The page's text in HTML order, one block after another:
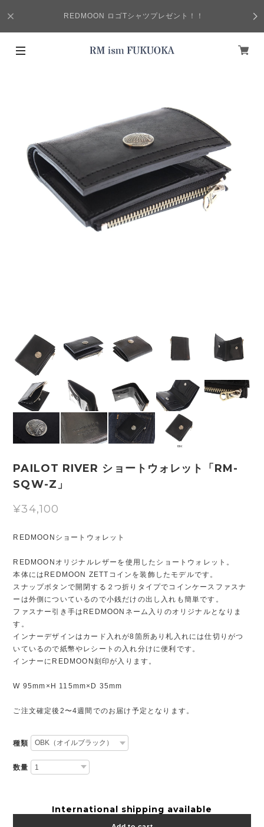
REDMOON ロゴTシャツプレゼント！！
PAILOT RIVER ショートウォレット「RM-
SQW-Z」
¥34,100
REDMOONショートウォレット
REDMOONオリジナルレザーを使用したショートウォレット。
本体にはREDMOON ZETTコインを装飾したモデルです。
スナップボタンで開閉する２つ折りタイプでコインケースファスナ
ーは外側についているので小銭だけの出し入れも簡単です。
ファスナー引き手はREDMOONネーム入りのオリジナルとなりま
す。
インナーデザインはカード入れが8箇所あり札入れには仕切りがつ
いているので紙幣やレシートの入れ分けに便利です。
インナーにREDMOON刻印が入ります。
W 95mm×H 115mm×D 35mm
ご注文確定後2〜4週間でのお届け予定となります。
種類
数量
International shipping available